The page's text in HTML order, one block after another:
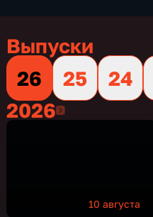
Выпуски
26
25 24
20262026
10 августа